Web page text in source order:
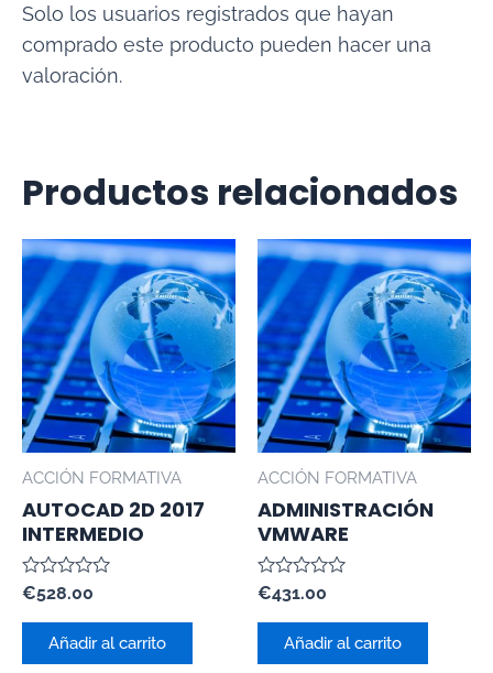
Solo los usuarios registrados que hayan
comprado este producto pueden hacer una
valoración.
Productos relacionados
ACCIÓN FORMATIVA
AUTOCAD 2D 2017
INTERMEDIO
Valorado
con
0
€528.00
Añadir al carrito
ACCIÓN FORMATIVA
ADMINISTRACIÓN
VMWARE
Valorado
con
0
€431.00
Añadir al carrito